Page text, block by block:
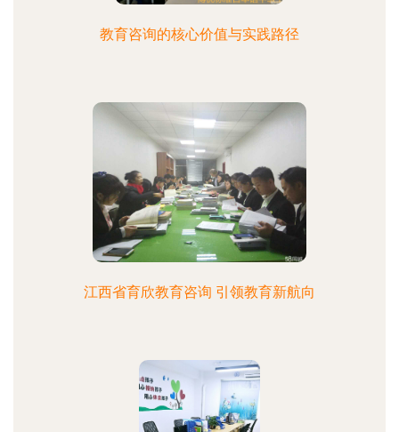
教育咨询的核心价值与实践路径
江西省育欣教育咨询 引领教育新航向